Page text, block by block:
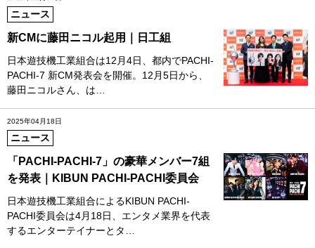
ニュース
新CMに藤田ニコル起用｜日工組
日本遊技機工業組合は12月4日、都内でPACHI-
PACHI-7 新CM発表会を開催。12月5日から、
藤田ニコルさん、は…
2025年04月18日
ニュース
「PACHI-PACHI-7」の豪華メンバー7組
を発表｜KIBUN PACHI-PACHI委員会
日本遊技機工業組合によるKIBUN PACHI-
PACHI委員会は4月18日、エンタメ業界を代表
するエンターテイナーとタ…